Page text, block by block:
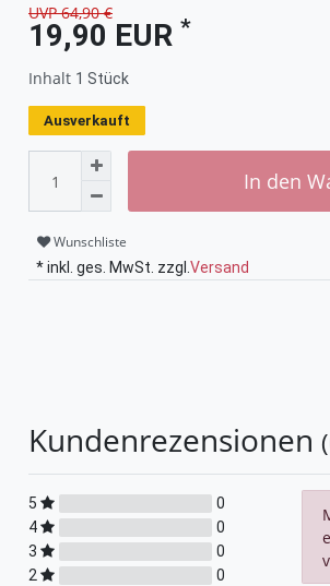
UVP 64,90 €
19,90 EUR *
Inhalt 1 Stück
Ausverkauft
In den
Wunschliste
* inkl. ges. MwSt. zzgl.Versand
Kundenrezensionen
5
0
4
0
3
0
2
0